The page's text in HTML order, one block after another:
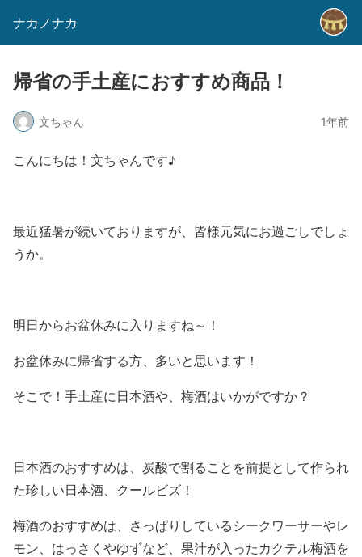
ナカノナカ
帰省の手土産におすすめ商品！
文ちゃん 1年前
こんにちは！文ちゃんです♪
最近猛暑が続いておりますが、皆様元気にお過ごしでしょ
うか。
明日からお盆休みに入りますね～！
お盆休みに帰省する方、多いと思います！
そこで！手土産に日本酒や、梅酒はいかがですか？
日本酒のおすすめは、炭酸で割ることを前提として作られ
た珍しい日本酒、クールビズ！
梅酒のおすすめは、さっぱりしているシークワーサーやレ
モン、はっさくやゆずなど、果汁が入ったカクテル梅酒を